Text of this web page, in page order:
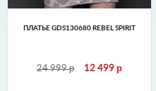
ПЛАТЬЕ GDS130680 REBEL SPIRIT
24 999р 12 499р